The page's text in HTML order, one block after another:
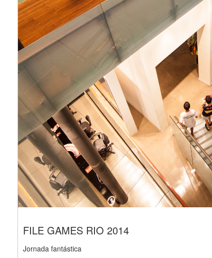
FILE GAMES RIO 2014
Jornada fantástica